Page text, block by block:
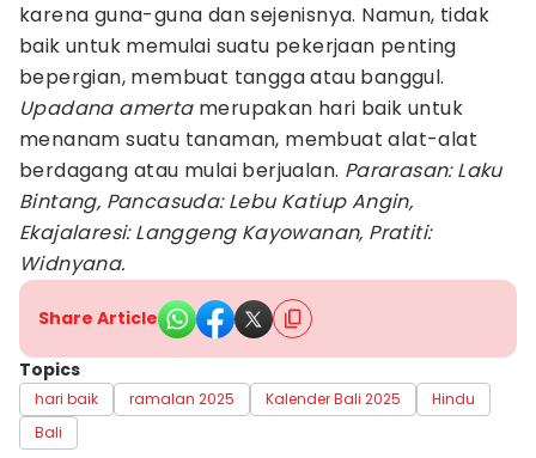
karena guna-guna dan sejenisnya. Namun, tidak
baik untuk memulai suatu pekerjaan penting
bepergian, membuat tangga atau banggul.
Upadana amertamerupakan hari baik untuk
menanam suatu tanaman, membuat alat-alat
berdagang atau mulai berjualan. Pararasan: Laku
Bintang, Pancasuda: Lebu Katiup Angin,
Ekajalaresi: Langgeng Kayowanan, Pratiti:
Widnyana.
Share Article
Topics
hari baik ramalan 2025 Kalender Bali 2025
Hindu
Bali